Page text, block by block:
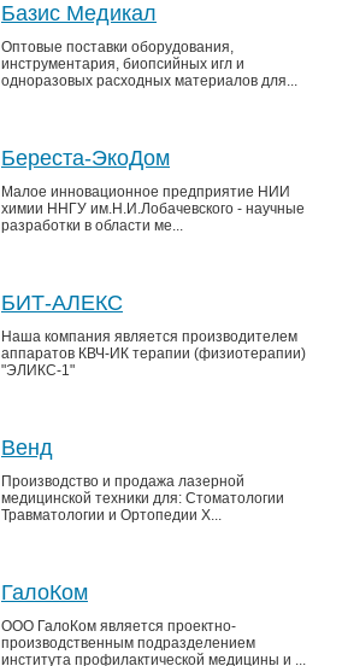
Базис Медикал
Оптовые поставки оборудования,
инструментария, биопсийных игл и
одноразовых расходных материалов для...
Береста-ЭкоДом
Малое инновационное предприятие НИИ
химии ННГУ им.Н.И.Лобачевского - научные
разработки в области ме...
БИТ-АЛЕКС
Наша компания является производителем
аппаратов КВЧ-ИК терапии (физиотерапии)
"ЭЛИКС-1"
Венд
Производство и продажа лазерной
медицинской техники для: Стоматологии
Травматологии и Ортопедии Х...
ГалоКом
ООО ГалоКом является проектно-
производственным подразделением
института профилактической медицины и ...